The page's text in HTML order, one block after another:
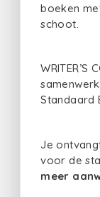
boeken
schoot.
WRITER’S
Standaard
Je
voor de
meer